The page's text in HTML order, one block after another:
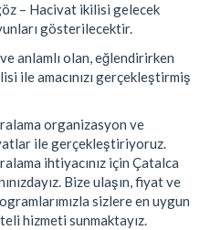
– Hacivat ikilisi gelecek
gösterilecektir.
anlamlı olan, eğlendirirken
ile amacınızı gerçekleştirmiş
organizasyon ve
ile gerçekleştiriyoruz.
ihtiyacınız için Çatalca
Bize ulaşın, fiyat ve
sizlere en uygun
hizmeti sunmaktayız.